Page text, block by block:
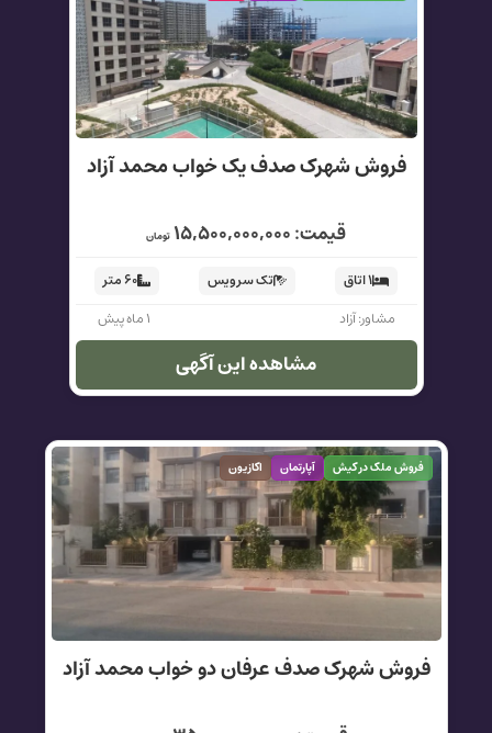
فروش شهرک صدف یک خواب محمد آزاد
قیمت: ۱۵,۵۰۰,۰۰۰,۰۰۰ تومان
۱ اتاق تک سرویس
۶۰ متر
مشاور: آزاد
۱ ماه پیش
مشاهده این آگهی
فروش ملک در کیش آپارتمان اکازیون
فروش شهرک صدف عرفان دو خواب محمد آزاد